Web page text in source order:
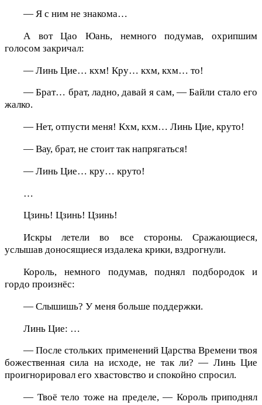
— Я с ним не знакома…
А вот Цао Юань, немного подумав, охрипшим
голосом закричал:
— Линь Цие… кхм! Кру… кхм, кхм… то!
— Брат… брат, ладно, давай я сам, — Байли стало его
жалко.
— Нет, отпусти меня! Кхм, кхм… Линь Цие, круто!
— Вау, брат, не стоит так напрягаться!
— Линь Цие… кру… круто!
…
Цзинь! Цзинь! Цзинь!
Искры летели во все стороны. Сражающиеся,
услышав доносящиеся издалека крики, вздрогнули.
Король, немного подумав, поднял подбородок и
гордо произнёс:
— Слышишь? У меня больше поддержки.
Линь Цие: …
— После стольких применений Царства Времени твоя
божественная сила на исходе, не так ли? — Линь Цие
проигнорировал его хвастовство и спокойно спросил.
— Твоё тело тоже на пределе, — Король приподнял